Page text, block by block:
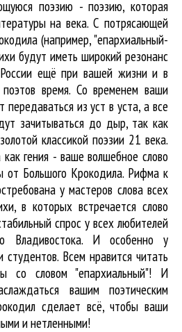
поэзию - поэзию, которая
на века. С потрясающей
(например, "епархиальный-
будут иметь широкий резонанс
ещё при вашей жизни и в
время. Со временем ваши
передаваться из уст в уста, а все
зачитываться до дыр, так как
классикой поэзии 21 века.
гения - ваше волшебное слово
от Большого Крокодила. Рифма к
у мастеров слова всех
в которых встречается слово
спрос у всех любителей
Владивостока. И особенно у
Всем нравится читать
со словом "епархиальный"! И
вашим поэтическим
cделает всё, чтобы ваши
и нетленными!